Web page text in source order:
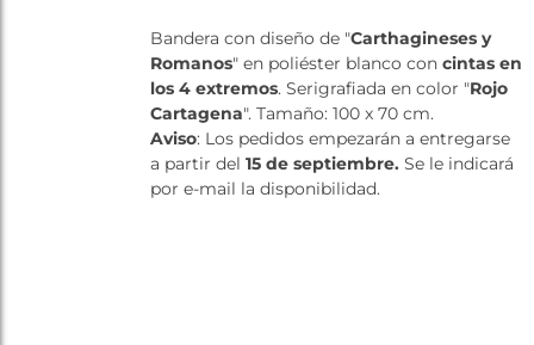
Bandera con diseño de "Carthagineses y
Romanos" en poliéster blanco con cintas en
los 4 extremos. Serigrafiada en color "Rojo
Cartagena". Tamaño: 100 x 70 cm.
Aviso: Los pedidos empezarán a entregarse
a partir del 15 de septiembre. Se le indicará
por e-mail la disponibilidad.